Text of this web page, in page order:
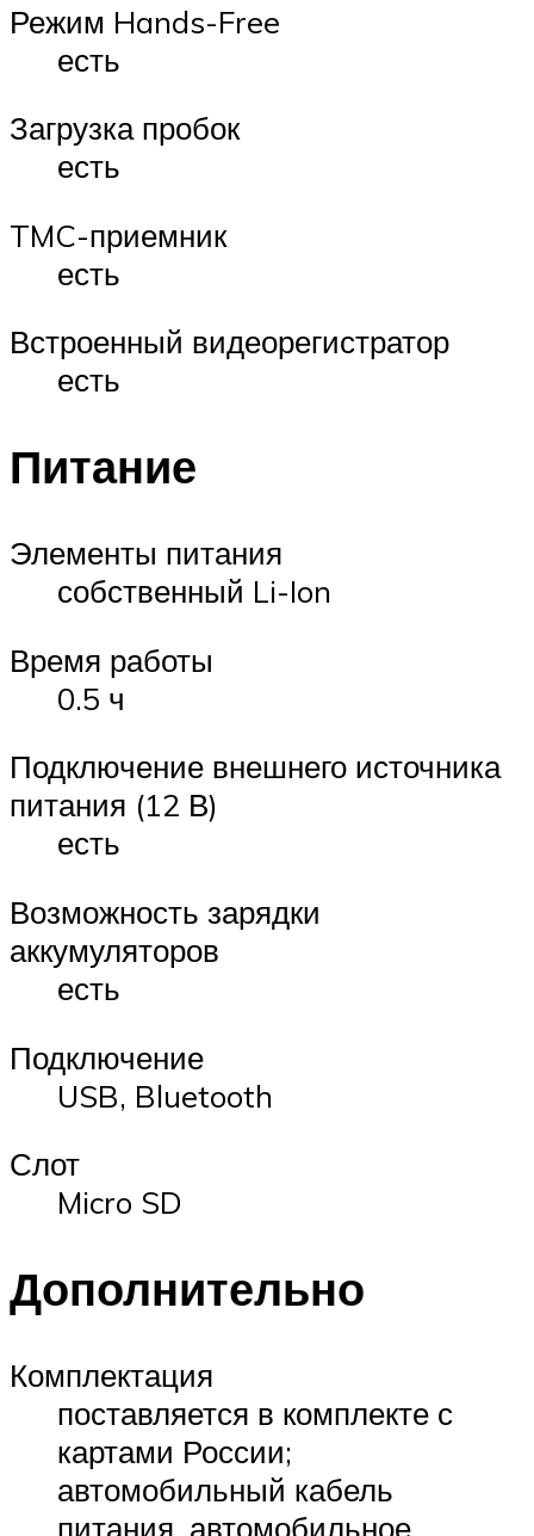
Режим Hands-Free
есть
Загрузка пробок
есть
TMC-приемник
есть
Встроенный видеорегистратор
есть
Питание
Элементы питания
собственный Li-Ion
Время работы
0.5 ч
Подключение внешнего источника
питания (12 В)
есть
Возможность зарядки
аккумуляторов
есть
Подключение
USB, Bluetooth
Слот
Micro SD
Дополнительно
Комплектация
поставляется в комплекте с
картами России;
автомобильный кабель
питания, автомобильное